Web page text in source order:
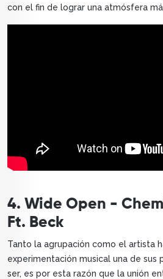
con el fin de lograr una atmósfera
4. Wide Open -
Ft. Beck
Tanto la agrupación como el artista
experimentación musical una de sus
ser, es por esta razón que la unión